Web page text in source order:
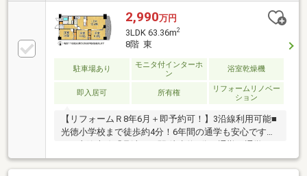
2,990万円
3LDK 63.36m2
8階 東
駐車場あり
モニタ付インターホ
ン
浴室乾燥機
即入居可 所有権
リフォームリノベー
ション
【リフォームＲ8年6月＋即予約可！】3沿線利用可能■
光徳小学校まで徒歩約4分！6年間の通学も安心です
■JR山陰本線「丹波口」駅 徒歩約6分！通勤・通学に
便利です■全居室収納豊富です